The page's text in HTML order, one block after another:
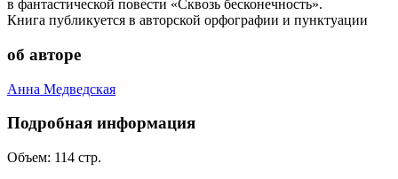
в фантастической повести «Сквозь бесконечность».
Книга публикуется в авторской орфографии и пунктуации
об авторе
Анна Медведская
Подробная информация
Объем: 114 стр.